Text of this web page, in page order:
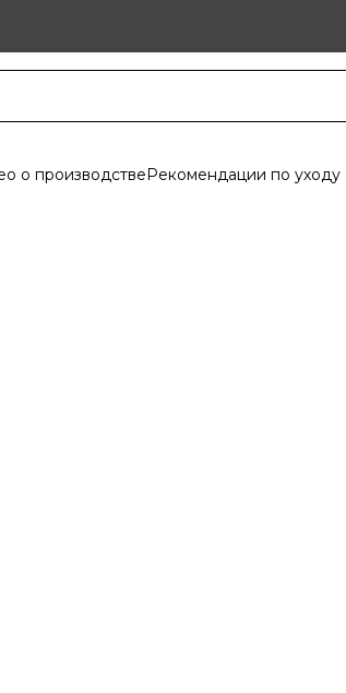
о производствеРекомендации по уходу